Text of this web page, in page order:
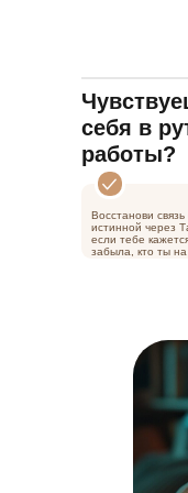
себя в
работы?
Восстанови связь
истинной через
если тебе
забыла, кто ты